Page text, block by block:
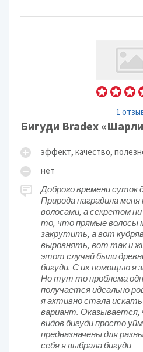
1
Бигуди Bradex
эффект, качество,
нет
Доброго времени суток
Природа наградила
волосами, а секретом
то, что прямые волосы
закрутить, а вот
выровнять, вот так и
этот случай были
бигуди. С их помощью я
Но тут то проблема
получается идеально
я активно стала
вариант. Оказывается,
видов бигуди просто
предназначены для
себя я выбрала бигуди